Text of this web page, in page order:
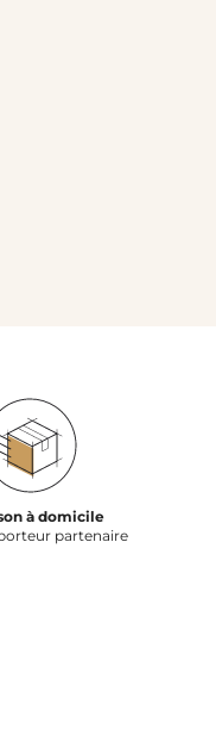
à domicile
partenaire